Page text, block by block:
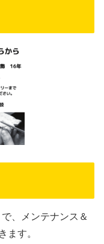
、メンテナンス＆
ます。